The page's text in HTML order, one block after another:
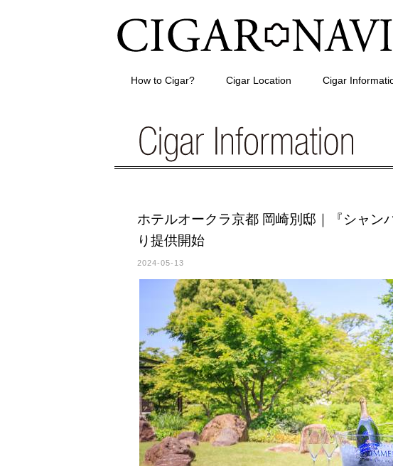
How to Cigar? Cigar Location Cigar
ホテルオークラ京都 岡崎別邸｜『シャン
り提供開始
2024-05-13